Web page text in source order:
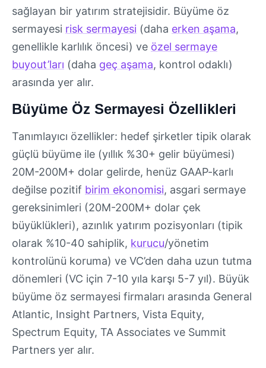
sağlayan bir yatırım stratejisidir. Büyüme öz
sermayesi risk sermayesi (daha erken aşama,
genellikle karlılık öncesi) ve özel sermaye
buyout’ları (daha geç aşama, kontrol odaklı)
arasında yer alır.
Büyüme Öz Sermayesi Özellikleri
Tanımlayıcı özellikler: hedef şirketler tipik olarak
güçlü büyüme ile (yıllık %30+ gelir büyümesi)
20M-200M+ dolar gelirde, henüz GAAP-karlı
değilse pozitif birim ekonomisi, asgari sermaye
gereksinimleri (20M-200M+ dolar çek
büyüklükleri), azınlık yatırım pozisyonları (tipik
olarak %10-40 sahiplik, kurucu/yönetim
kontrolünü koruma) ve VC’den daha uzun tutma
dönemleri (VC için 7-10 yıla karşı 5-7 yıl). Büyük
büyüme öz sermayesi firmaları arasında General
Atlantic, Insight Partners, Vista Equity,
Spectrum Equity, TA Associates ve Summit
Partners yer alır.